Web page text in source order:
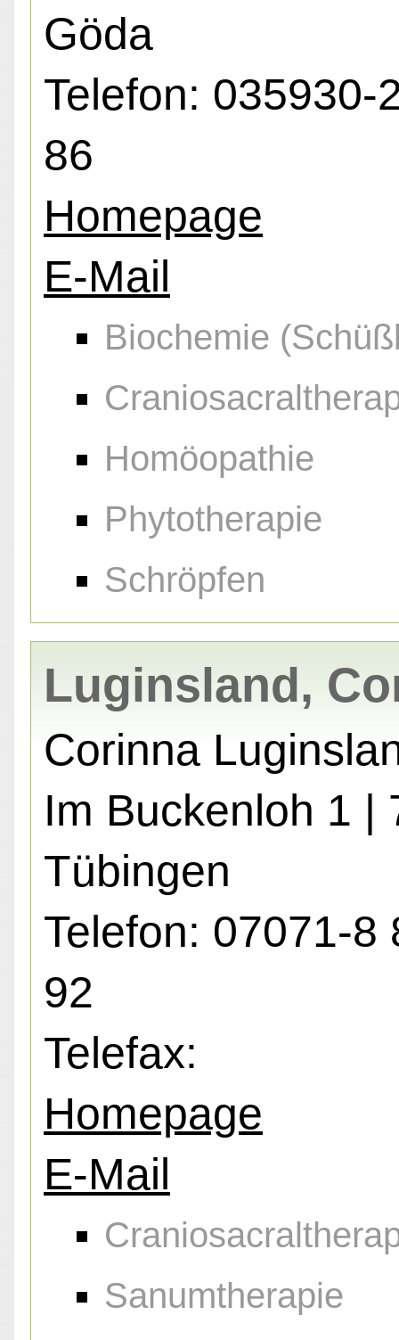
Göda
Telefon: 035930-
86
Homepage
E-Mail
Biochemie
Homöopathie
Phytotherapie
Schröpfen
Luginsland,
Corinna
Im Buckenloh 1 |
Tübingen
Telefon: 07071-8
92
Telefax:
Homepage
E-Mail
Sanumtherapie